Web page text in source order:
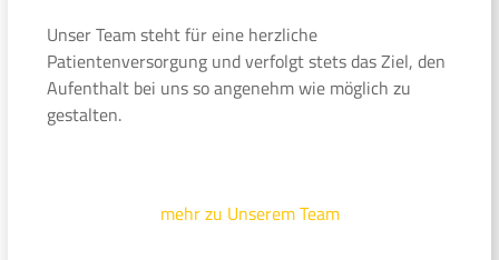
Unser Team steht für eine herzliche
Patientenversorgung und verfolgt stets das Ziel, den
Aufenthalt bei uns so angenehm wie möglich zu
gestalten.
mehr zu Unserem Team